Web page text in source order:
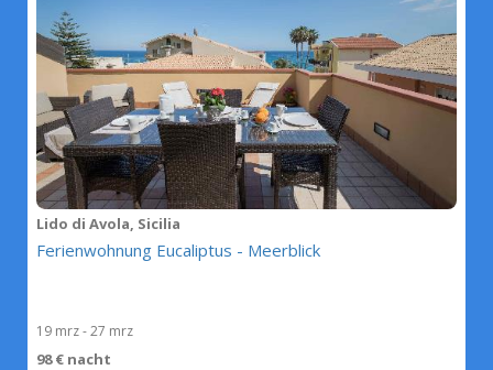
Lido di Avola, Sicilia
Ferienwohnung Eucaliptus - Meerblick
19 mrz - 27 mrz
98 € nacht